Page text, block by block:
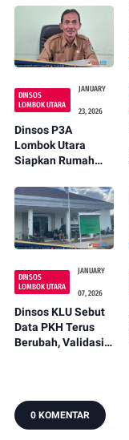
DINSOS
LOMBOK UTARA
JANUARY
23, 2026
Dinsos P3A
Lombok Utara
Siapkan Rumah
di Mataram untuk
Pasien RSUP NTB
DINSOS
LOMBOK UTARA
JANUARY
07, 2026
Dinsos KLU Sebut
Data PKH Terus
Berubah, Validasi
0 KOMENTAR